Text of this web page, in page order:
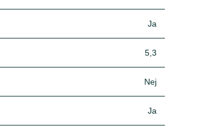
Ja
5,3
Nej
Ja